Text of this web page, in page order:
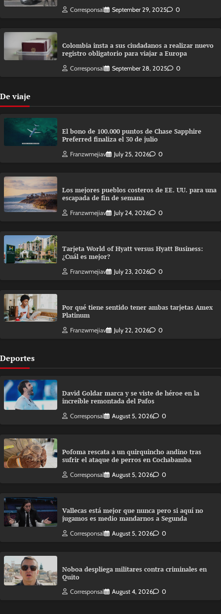
Corresponsal September 29, 2025 0
Colombia insta a sus ciudadanos a realizar nuevo
registro obligatorio para viajar a Europa
Corresponsal September 28, 2025 0
De viaje
El bono de 100.000 puntos de Chase Sapphire
Preferred finaliza el 30 de julio
Franzwmejiav July 25, 2026 0
Los mejores pueblos costeros de EE. UU. para una
escapada de fin de semana
Franzwmejiav July 24, 2026 0
Tarjeta World of Hyatt versus Hyatt Business:
¿Cuál es mejor?
Franzwmejiav July 23, 2026 0
Por qué tiene sentido tener ambas tarjetas Amex
Platinum
Franzwmejiav July 22, 2026 0
Deportes
David Goldar marca y se viste de héroe en la
increíble remontada del Pafos
Corresponsal August 5, 2026 0
Pofoma rescata a un quirquincho andino tras
sufrir el ataque de perros en Cochabamba
Corresponsal August 5, 2026 0
Vallecas está mejor que nunca pero si aquí no
jugamos es medio mandarnos a Segunda
Corresponsal August 5, 2026 0
Noboa despliega militares contra criminales en
Quito
Corresponsal August 4, 2026 0